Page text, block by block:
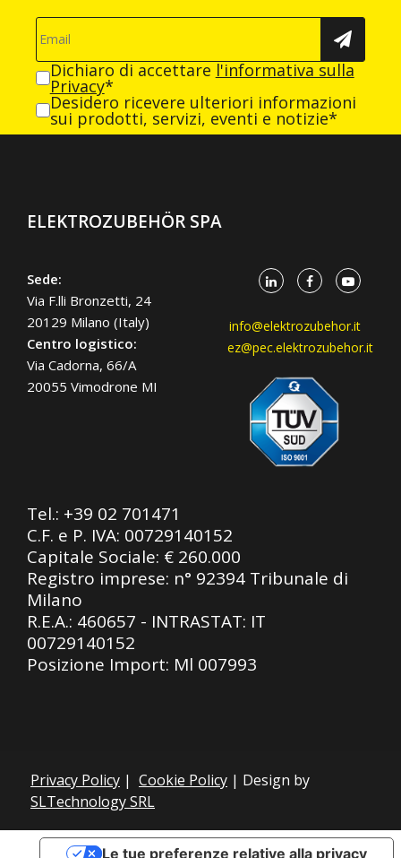
Dichiaro di accettare l'informativa sulla
Privacy*
Desidero ricevere ulteriori informazioni
sui prodotti, servizi, eventi e notizie*
ELEKTROZUBEHÖR SPA
Sede:
Via F.lli Bronzetti, 24
20129 Milano (Italy)
Centro logistico:
Via Cadorna, 66/A
20055 Vimodrone MI
info@elektrozubehor.it
ez@pec.elektrozubehor.it
Tel.: +39 02 701471
C.F. e P. IVA: 00729140152
Capitale Sociale: € 260.000
Registro imprese: n° 92394 Tribunale di
Milano
R.E.A.: 460657 - INTRASTAT: IT
00729140152
Posizione Import: Ml 007993
Privacy Policy | Cookie Policy | Design by
SLTechnology SRL
Le tue preferenze relative alla privacy